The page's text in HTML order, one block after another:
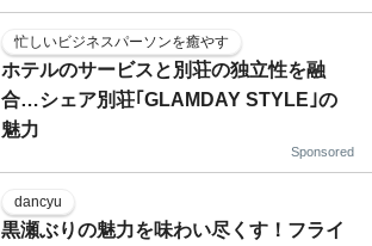
忙しいビジネスパーソンを癒やす
ホテルのサービスと別荘の独立性を融
合…シェア別荘｢GLAMDAY STYLE｣の
魅力
Sponsored
dancyu
黒瀬ぶりの魅力を味わい尽くす！フライ